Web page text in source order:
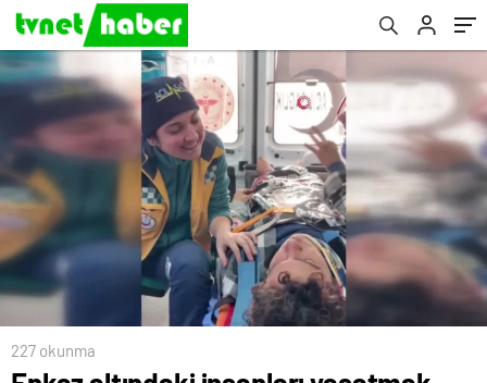
vatandaşların umudu oldu
227 okunma